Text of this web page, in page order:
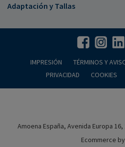
Adaptación y Tallas
IMPRESIÓN
TÉRMINOS Y
PRIVACIDAD
COOKIES
Amoena España, Avenida Europa
Ecommerce